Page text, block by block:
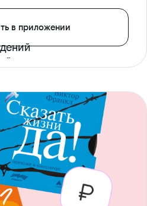
в приложении